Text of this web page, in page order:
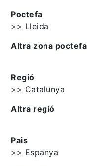
Poctefa
>> Lleida
Altra zona poctefa
Regió
>> Catalunya
Altra regió
Pais
>> Espanya